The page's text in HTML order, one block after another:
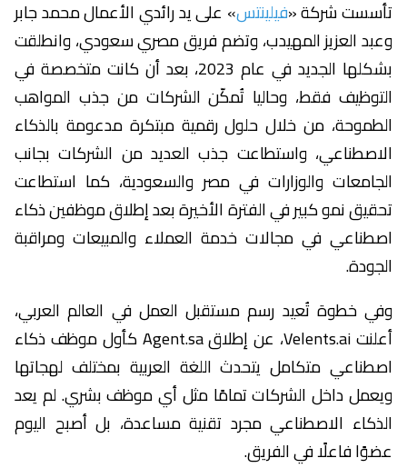
تأسست شركة «فيلينتس» على يد رائدي الأعمال محمد جابر
وعبد العزيز المهيدب، وتضم فريق مصري سعودي، وانطلقت
بشكلها الجديد في عام 2023، بعد أن كانت متخصصة في
التوظيف فقط، وحاليا تُمكّن الشركات من جذب المواهب
الطموحة، من خلال حلول رقمية مبتكرة مدعومة بالذكاء
الاصطناعي، واستطاعت جذب العديد من الشركات بجانب
الجامعات والوزارات في مصر والسعودية، كما استطاعت
تحقيق نمو كبير في الفترة الأخيرة بعد إطلاق موظفين ذكاء
اصطناعي في مجالات خدمة العملاء والمبيعات ومراقبة
الجودة.
وفي خطوة تُعيد رسم مستقبل العمل في العالم العربي،
أعلنت Velents.ai، عن إطلاق Agent.sa كأول موظف ذكاء
اصطناعي متكامل يتحدث اللغة العربية بمختلف لهجاتها
ويعمل داخل الشركات تمامًا مثل أي موظف بشري. لم يعد
الذكاء الاصطناعي مجرد تقنية مساعدة، بل أصبح اليوم
عضوًا فاعلًا في الفريق.